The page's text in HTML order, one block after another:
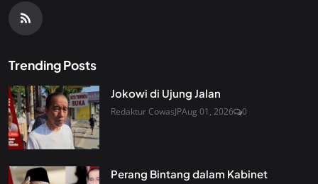
Trending Posts
Jokowi di Ujung Jalan
Redaktur CowasJPAug 01, 2026 0
Perang Bintang dalam Kabinet